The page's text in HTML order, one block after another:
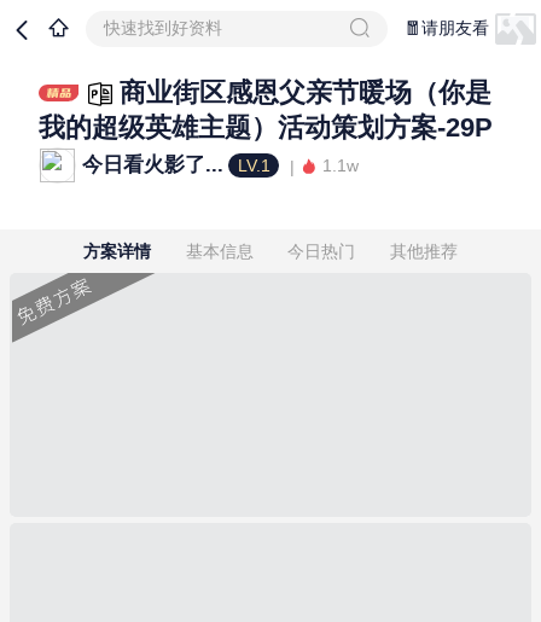
快速找到好资料 🧧请朋友看
商业街区感恩父亲节暖场（你是
我的超级英雄主题）活动策划方案-29P
今日看火影了... LV.1 1.1w
方案详情 基本信息 今日热门 其他推荐